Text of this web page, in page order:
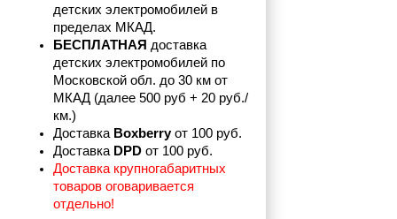
детских электромобилей в
пределах МКАД.
БЕСПЛАТНАЯ доставка
детских электромобилей по
Московской обл. до 30 км от
МКАД (далее 500 руб + 20 руб./
км.)
Доставка Boxberry от 100 руб.
Доставка DPD от 100 руб.
Доставка крупногабаритных
товаров оговаривается
отдельно!